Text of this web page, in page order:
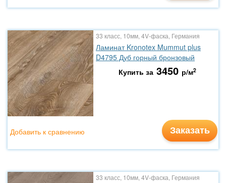
33 класс, 10мм, 4V-фаска, Германия
Ламинат Kronotex Mummut plus
D4795 Дуб горный бронзовый
Купить за 3450 р/м2
Заказать
Добавить к сравнению
33 класс, 10мм, 4V-фаска, Германия